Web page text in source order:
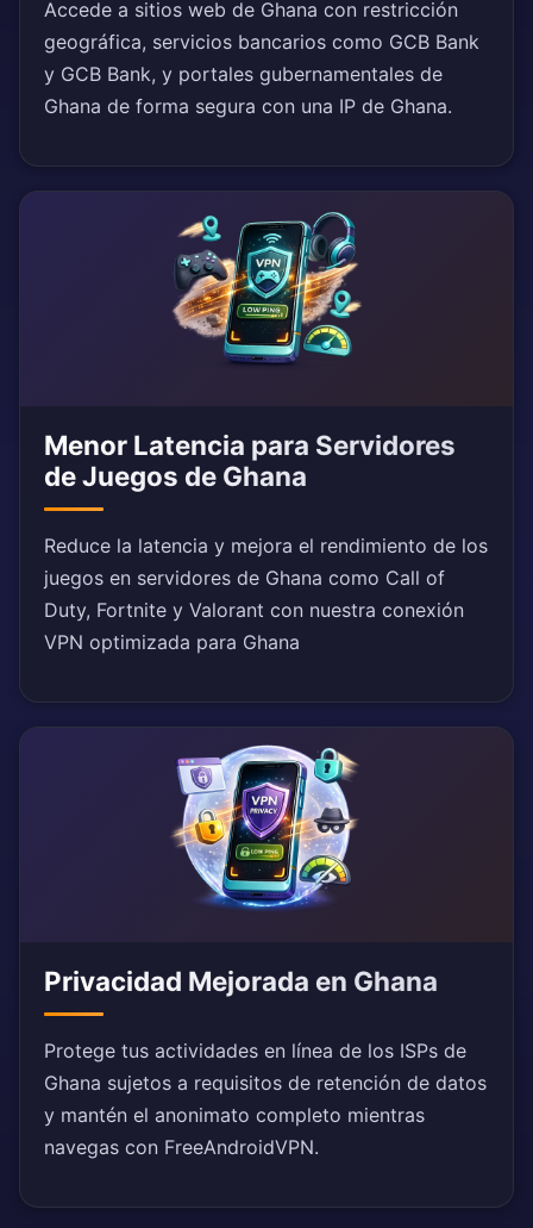
Accede a sitios web de Ghana con restricción
geográfica, servicios bancarios como GCB Bank
y GCB Bank, y portales gubernamentales de
Ghana de forma segura con una IP de Ghana.
Menor Latencia para Servidores
de Juegos de Ghana
Reduce la latencia y mejora el rendimiento de los
juegos en servidores de Ghana como Call of
Duty, Fortnite y Valorant con nuestra conexión
VPN optimizada para Ghana
Privacidad Mejorada en Ghana
Protege tus actividades en línea de los ISPs de
Ghana sujetos a requisitos de retención de datos
y mantén el anonimato completo mientras
navegas con FreeAndroidVPN.